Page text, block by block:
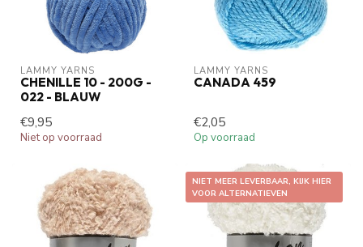
LAMMY YARNS
CHENILLE 10 - 200G -
022 - BLAUW
€9,95
Niet op voorraad
LAMMY YARNS
CANADA 459
€2,05
Op voorraad
NIET MEER LEVERBAAR, KIJK HIER
VOOR ALTERNATIEVEN